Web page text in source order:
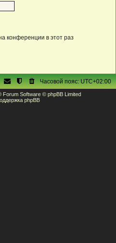
конференции в этот раз
Часовой пояс:UTC+02:00
Forum Software © phpBB Limited
phpBB